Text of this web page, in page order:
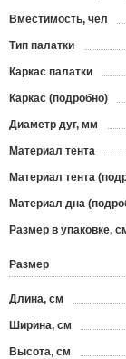
Вместимость, чел
Тип палатки
Каркас палатки
Каркас (подробно)
Диаметр дуг, мм
Материал тента
Материал тента
Материал дна
Размер в упаковке,
Размер
Длина, см
Ширина, см
Высота, см